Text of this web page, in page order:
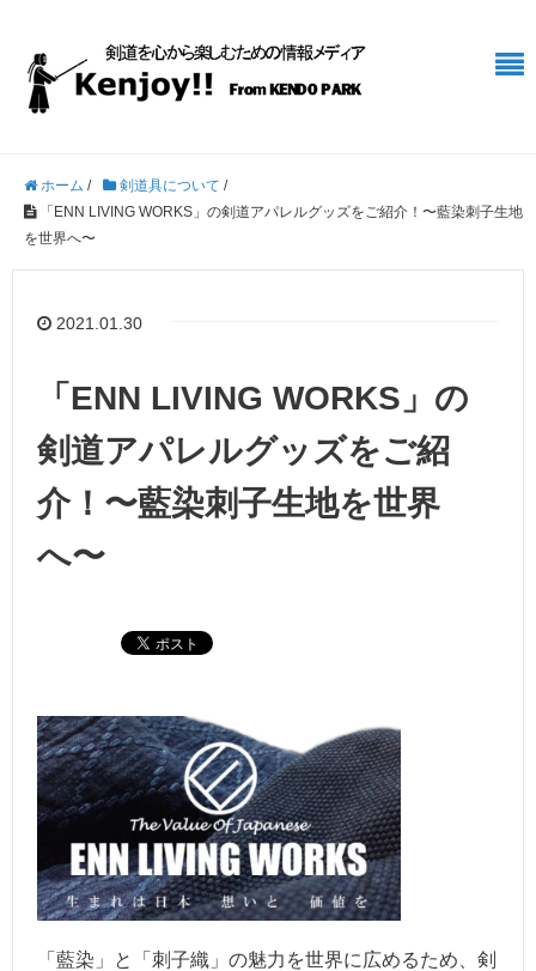
ホーム / 剣道具について /
「ENN LIVING WORKS」の剣道アパレルグッズをご紹介！〜藍染刺子生地
を世界へ〜
2021.01.30
「ENN LIVING WORKS」の
剣道アパレルグッズをご紹
介！〜藍染刺子生地を世界
へ〜
「藍染」と「刺子織」の魅力を世界に広めるため、剣